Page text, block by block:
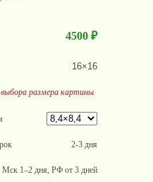
4500 ₽
16×16
размера картины
2-3 дня
1–2 дня, РФ от 3 дней